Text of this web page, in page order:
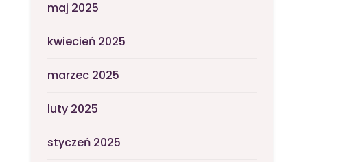
maj 2025
kwiecień 2025
marzec 2025
luty 2025
styczeń 2025